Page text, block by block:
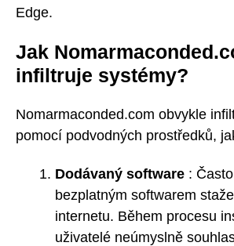
Edge.
Jak
infiltruje systémy?
Nomarmaconded.com obvykle
pomocí podvodných prostředků,
Dodávaný software :
bezplatným softwarem
internetu. Během procesu
uživatelé neúmyslně